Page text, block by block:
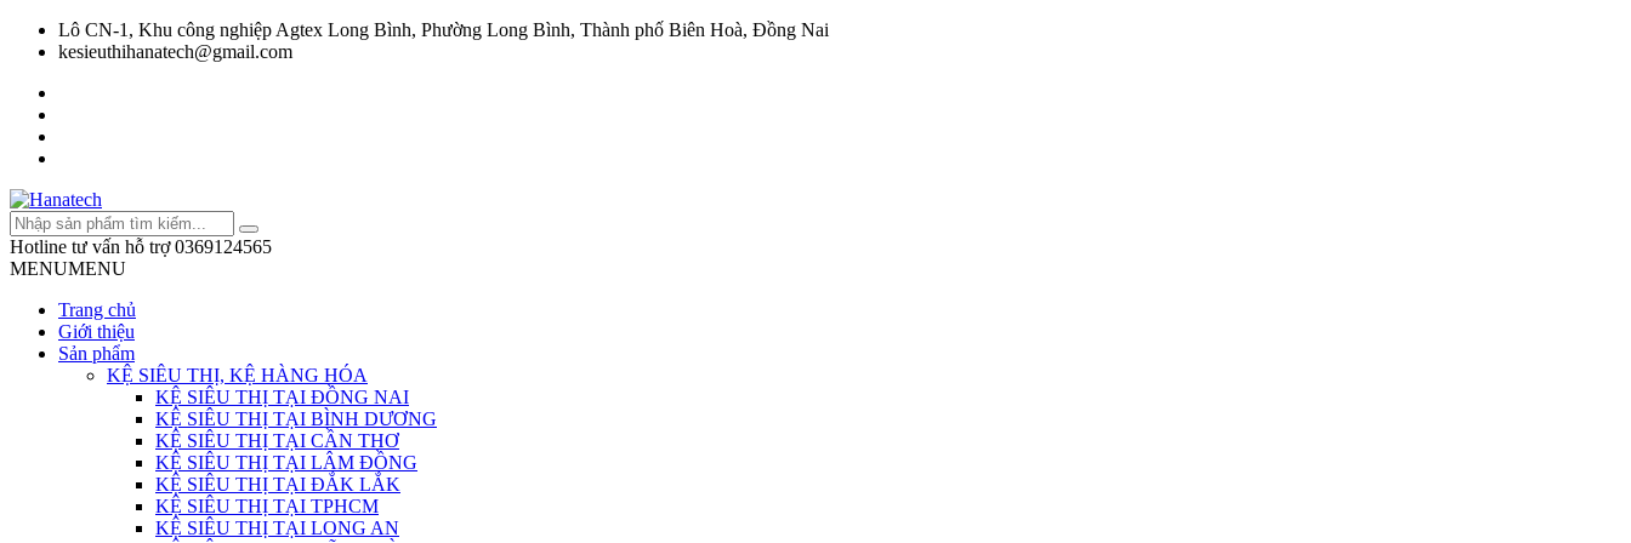
Lô CN-1, Khu công nghiệp Agtex Long Bình, Phường Long Bình, Thành phố Biên Hoà, Đồng Nai
kesieuthihanatech@gmail.com
Hotline tư vấn hỗ trợ 0369124565
MENUMENU
Trang chủ
Giới thiệu
Sản phẩm
KỆ SIÊU THỊ, KỆ HÀNG HÓA
KỆ SIÊU THỊ TẠI ĐỒNG NAI
KỆ SIÊU THỊ TẠI BÌNH DƯƠNG
KỆ SIÊU THỊ TẠI CẦN THƠ
KỆ SIÊU THỊ TẠI LÂM ĐỒNG
KỆ SIÊU THỊ TẠI ĐẮK LẮK
KỆ SIÊU THỊ TẠI TPHCM
KỆ SIÊU THỊ TẠI LONG AN